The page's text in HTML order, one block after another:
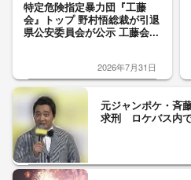
特定危険指定暴力団『工藤
会』トップ 野村悟総裁が引退
県公安委員会が公示 工藤会...
2026年7月31日
元ジャンポケ・斉
求刑 ロケバス内